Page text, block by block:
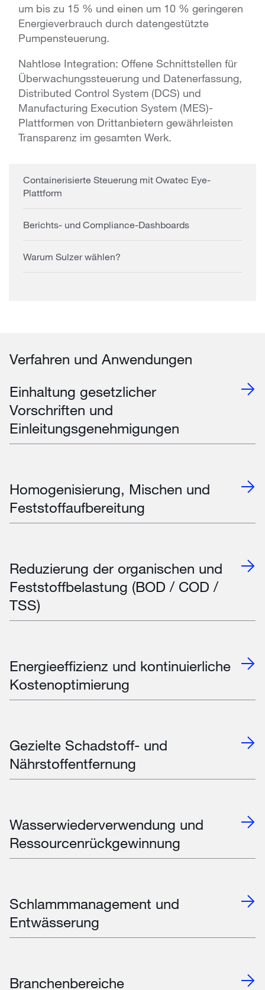
um bis zu 15 % und einen um 10 % geringeren
Energieverbrauch durch datengestützte
Pumpensteuerung.
Nahtlose Integration: Offene Schnittstellen für
Überwachungssteuerung und Datenerfassung,
Distributed Control System (DCS) und
Manufacturing Execution System (MES)-
Plattformen von Drittanbietern gewährleisten
Transparenz im gesamten Werk.
Containerisierte Steuerung mit Owatec Eye-
Plattform
Berichts- und Compliance-Dashboards
Warum Sulzer wählen?
Verfahren und Anwendungen
Einhaltung gesetzlicher
Vorschriften und
Einleitungsgenehmigungen
Homogenisierung, Mischen und
Feststoffaufbereitung
Reduzierung der organischen und
Feststoffbelastung (BOD / COD /
TSS)
Energieeffizienz und kontinuierliche
Kostenoptimierung
Gezielte Schadstoff- und
Nährstoffentfernung
Wasserwiederverwendung und
Ressourcenrückgewinnung
Schlammmanagement und
Entwässerung
Branchenbereiche